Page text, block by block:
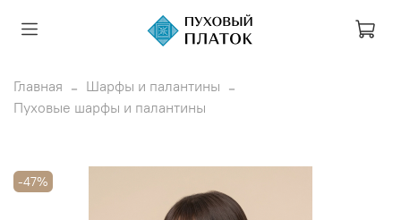
Главная
Шарфы и палантины
Пуховые шарфы и палантины
-47%